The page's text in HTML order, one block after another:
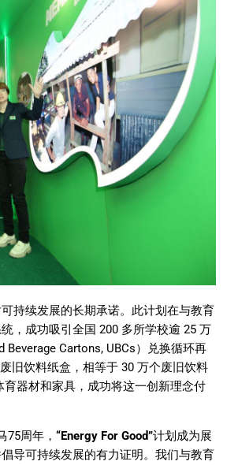
持续发展的长期承诺。此计划在与教育
，成功吸引全国 200 多所学校逾 25 万
Beverage Cartons, UBCs）兑换循环再
旧饮料纸盒，相等于 30 万个废旧饮料
器材和家具，成功将这一创新理念付
75周年， “Energy For Good”计划成为展
导可持续发展的有力证明。我们与教育